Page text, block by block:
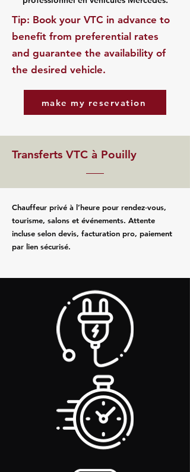
​Tip: Book your VTC in advance to
benefit from preferential rates
and guarantee the availability of
the desired vehicle.
make my reservation
Transferts VTC à Pouilly
Chauffeur privé à l’heure pour rendez‑vous,
tourisme, salons et événements. Attente
incluse selon devis, facturation pro, paiement
par lien sécurisé.